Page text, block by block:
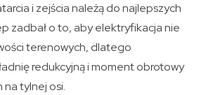
i zejścia należą do najlepszych
zadbał o to, aby elektryfikacja nie
terenowych, dlatego
redukcyjną i moment obrotowy
na tylnej osi.